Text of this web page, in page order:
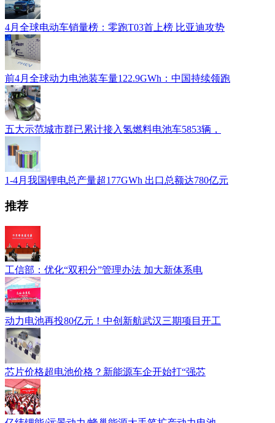
4月全球电动车销量榜：零跑T03首上榜 比亚迪攻势
前4月全球动力电池装车量122.9GWh：中国持续领跑
五大示范城市群已累计接入氢燃料电池车5853辆，
1-4月我国锂电总产量超177GWh 出口总额达780亿元
推荐
工信部：优化“双积分”管理办法 加大新体系电
动力电池再投80亿元！中创新航武汉三期项目开工
芯片价格超电池价格？新能源车企开始打“强芯